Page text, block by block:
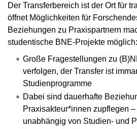
Der Transferbereich ist der Ort für
öffnet Möglichkeiten für
Beziehungen zu Praxispartnern
studentische BNE-Projekte möglich:
Große Fragestellungen zu
verfolgen, der Transfer ist
Studienprogramme
Dabei sind dauerhafte
Praxisakteur*innen zupflegen
unabhängig von Studien- und